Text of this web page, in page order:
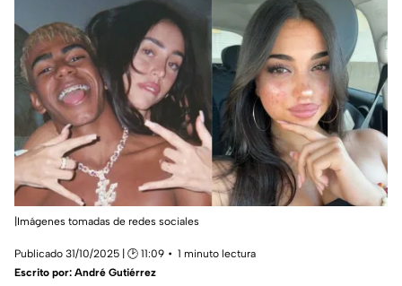
|Imágenes tomadas de redes sociales
Publicado 31/10/2025 | 🕑 11:09
1 minuto lectura
Escrito por: André Gutiérrez